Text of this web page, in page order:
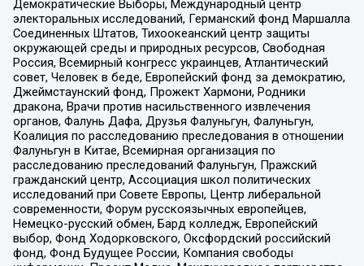
Демократические Выборы, Международный центр
электоральных исследований, Германский фонд Маршалла
Соединенных Штатов, Тихоокеанский центр защиты
окружающей среды и природных ресурсов, Свободная
Россия, Всемирный конгресс украинцев, Атлантический
совет, Человек в беде, Европейский фонд за демократию,
Джеймстаунский фонд, Прожект Хармони, Родники
дракона, Врачи против насильственного извлечения
органов, Фалунь Дафа, Друзья Фалуньгун, Фалуньгун,
Коалиция по расследованию преследования в отношении
Фалуньгун в Китае, Всемирная организация по
расследованию преследований Фалуньгун, Пражский
гражданский центр, Ассоциация школ политических
исследований при Совете Европы, Центр либеральной
современности, Форум русскоязычных европейцев,
Немецко-русский обмен, Бард колледж, Европейский
выбор, Фонд Ходорковского, Оксфордский российский
фонд, Фонд Будущее России, Компания свободы